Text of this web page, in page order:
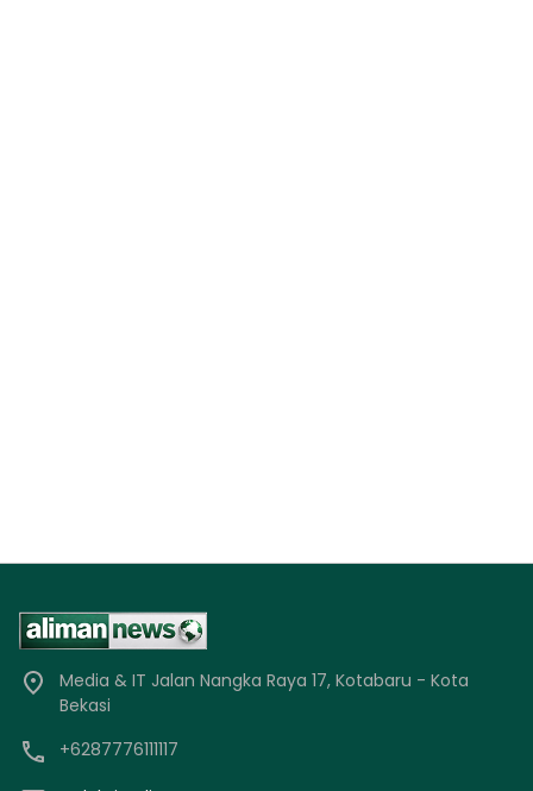
Media & IT Jalan Nangka Raya 17, Kotabaru - Kota
Bekasi
+6287776111117